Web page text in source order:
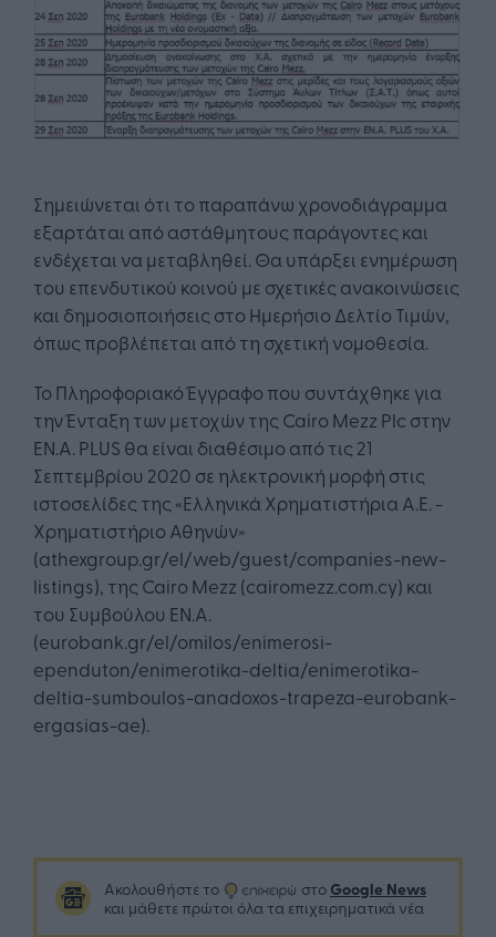
Σημειώνεται ότι το παραπάνω χρονοδιάγραμμα
εξαρτάται από αστάθμητους παράγοντες και
ενδέχεται να μεταβληθεί. Θα υπάρξει ενημέρωση
του επενδυτικού κοινού με σχετικές ανακοινώσεις
και δημοσιοποιήσεις στο Ημερήσιο Δελτίο Τιμών,
όπως προβλέπεται από τη σχετική νομοθεσία.
Το Πληροφοριακό Έγγραφο που συντάχθηκε για
την Ένταξη των μετοχών της Cairo Mezz Plc στην
ΕΝ.Α. PLUS θα είναι διαθέσιμο από τις 21
Σεπτεμβρίου 2020 σε ηλεκτρονική μορφή στις
ιστοσελίδες της «Ελληνικά Χρηματιστήρια Α.Ε. -
Χρηματιστήριο Αθηνών»
(athexgroup.gr/el/web/guest/companies-new-
listings), της Cairo Mezz (cairomezz.com.cy) και
του Συμβούλου ΕΝ.Α.
(eurobank.gr/el/omilos/enimerosi-
ependuton/enimerotika-deltia/enimerotika-
deltia-sumboulos-anadoxos-trapeza-eurobank-
ergasias-ae).
Ακολουθήστε το στο Google News
και μάθετε πρώτοι όλα τα επιχειρηματικά νέα